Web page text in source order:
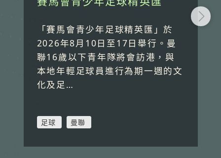
「賽馬會青少年足球精英匯」於
2026年8月10日至17日舉行。曼
聯16歲以下青年隊將會訪港，與
本地年輕足球員進行為期一週的文
化及足…
足球 曼聯